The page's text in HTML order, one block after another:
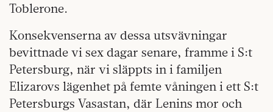
Toblerone.
Konsekvenserna av dessa utsvävningar
bevittnade vi sex dagar senare, framme i S:t
Petersburg, när vi släppts in i familjen
Elizarovs lägenhet på femte våningen i ett S:t
Petersburgs Vasastan, där Lenins mor och